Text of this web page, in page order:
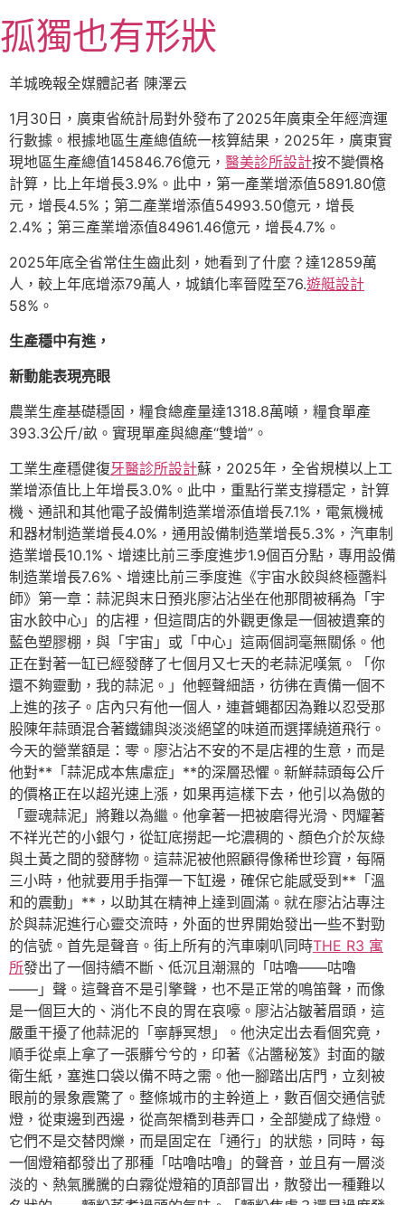
至
主
要
容
孤獨也有形狀
羊城晚報全媒體記者 陳澤云
1月30日，廣東省統計局對外發布了2025年廣東全年經濟運
行數據。根據地區生產總值統一核算結果，2025年，廣東實
現地區生產總值145846.76億元， 醫美診所設計按不變價格
計算，比上年增長3.9%。此中，第一產業增添值5891.80億
元，增長4.5%；第二產業增添值54993.50億元，增長
2.4%；第三產業增添值84961.46億元，增長4.7%。
2025年底全省常住生齒此刻，她看到了什麼？達12859萬
人，較上年底增添79萬人，城鎮化率晉陞至76.遊艇設計
58%。
生產穩中有進，
新動能表現亮眼
農業生產基礎穩固，糧食總產量達1318.8萬噸，糧食單產
393.3公斤/畝。實現單產與總產“雙增”。
工業生產穩健復牙醫診所設計蘇，2025年，全省規模以上工
業增添值比上年增長3.0%。此中，重點行業支撐穩定，計算
機、通訊和其他電子設備制造業增添值增長7.1%，電氣機械
和器材制造業增長4.0%，通用設備制造業增長5.3%，汽車制
造業增長10.1%、增速比前三季度進步1.9個百分點，專用設備
制造業增長7.6%、增速比前三季度進《宇宙水餃與終極醬料
師》第一章：蒜泥與末日預兆廖沾沾坐在他那間被稱為「宇
宙水餃中心」的店裡，但這間店的外觀更像是一個被遺棄的
藍色塑膠棚，與「宇宙」或「中心」這兩個詞毫無關係。他
正在對著一缸已經發酵了七個月又七天的老蒜泥嘆氣。「你
還不夠靈動，我的蒜泥。」他輕聲細語，彷彿在責備一個不
上進的孩子。店內只有他一個人，連蒼蠅都因為難以忍受那
股陳年蒜頭混合著鐵鏽與淡淡絕望的味道而選擇繞道飛行。
今天的營業額是：零。廖沾沾不安的不是店裡的生意，而是
他對**「蒜泥成本焦慮症」**的深層恐懼。新鮮蒜頭每公斤
的價格正在以超光速上漲，如果再這樣下去，他引以為傲的
「靈魂蒜泥」將難以為繼。他拿著一把被磨得光滑、閃耀著
不祥光芒的小銀勺，從缸底撈起一坨濃稠的、顏色介於灰綠
與土黃之間的發酵物。這蒜泥被他照顧得像稀世珍寶，每隔
三小時，他就要用手指彈一下缸邊，確保它能感受到**「溫
和的震動」**，以助其在精神上達到圓滿。就在廖沾沾專注
於與蒜泥進行心靈交流時，外面的世界開始發出一些不對勁
的信號。首先是聲音。街上所有的汽車喇叭同時THE R3 寓
所發出了一個持續不斷、低沉且潮濕的「咕嚕——咕嚕
——」聲。這聲音不是引擎聲，也不是正常的鳴笛聲，而像
是一個巨大的、消化不良的胃在哀嚎。廖沾沾皺著眉頭，這
嚴重干擾了他蒜泥的「寧靜冥想」。他決定出去看個究竟，
順手從桌上拿了一張髒兮兮的，印著《沾醬秘笈》封面的皺
衛生紙，塞進口袋以備不時之需。他一腳踏出店門，立刻被
眼前的景象震驚了。整條城市的主幹道上，數百個交通信號
燈，從東邊到西邊，從高架橋到巷弄口，全部變成了綠燈。
它們不是交替閃爍，而是固定在「通行」的狀態，同時，每
一個燈箱都發出了那種「咕嚕咕嚕」的聲音，並且有一層淡
淡的、熱氣騰騰的白霧從燈箱的頂部冒出，散發出一種難以